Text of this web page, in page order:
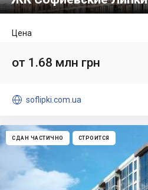
Цена
от 1.68 млн грн
 soflipki.com.ua
СДАН ЧАСТИЧНО СТРОИТСЯ